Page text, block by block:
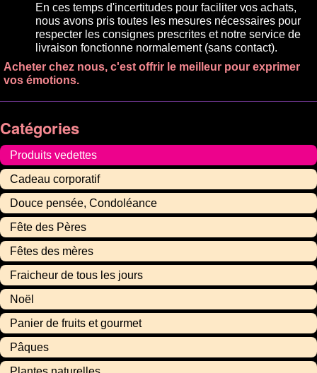
En ces temps d'incertitudes pour faciliter vos achats,
nous avons pris toutes les mesures nécessaires pour
respecter les consignes prescrites et notre service de
livraison fonctionne normalement (sans contact).
Acheter chez nous, c'est offrir le meilleur pour exprimer
vos émotions.
Catégories
Produits vedettes
Cadeau corporatif
Douce pensée, Condoléance
Fête des Pères
Fêtes des mères
Fraicheur de tous les jours
Noël
Panier de fruits et gourmet
Pâques